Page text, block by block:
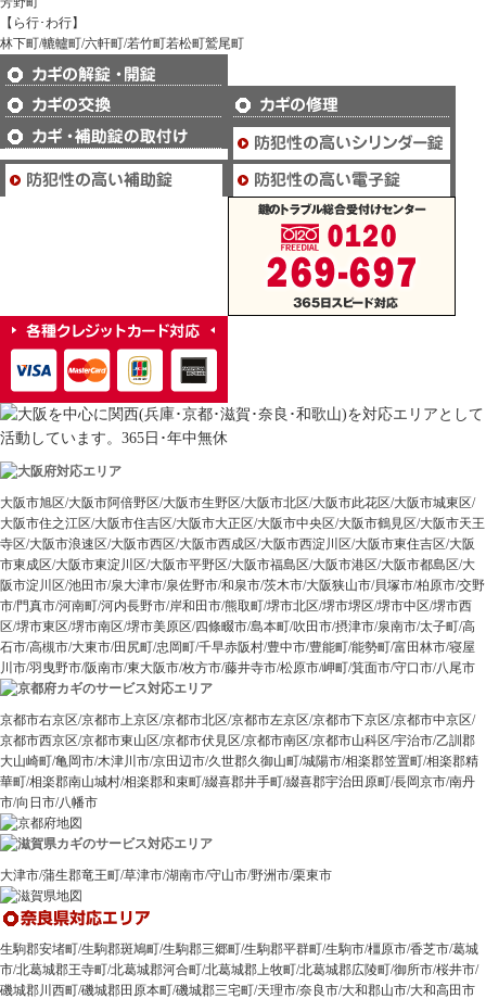
【ら行･わ行】
林下町/轆轤町/六軒町/若竹町若松町鷲尾町
大阪市旭区/大阪市阿倍野区/大阪市生野区/大阪市北区/大阪市此花区/大阪市城東区/
大阪市住之江区/大阪市住吉区/大阪市大正区/大阪市中央区/大阪市鶴見区/大阪市天王
寺区/大阪市浪速区/大阪市西区/大阪市西成区/大阪市西淀川区/大阪市東住吉区/大阪
市東成区/大阪市東淀川区/大阪市平野区/大阪市福島区/大阪市港区/大阪市都島区/大
阪市淀川区/池田市/泉大津市/泉佐野市/和泉市/茨木市/大阪狭山市/貝塚市/柏原市/交野
市/門真市/河南町/河内長野市/岸和田市/熊取町/堺市北区/堺市堺区/堺市中区/堺市西
区/堺市東区/堺市南区/堺市美原区/四條畷市/島本町/吹田市/摂津市/泉南市/太子町/高
石市/高槻市/大東市/田尻町/忠岡町/千早赤阪村/豊中市/豊能町/能勢町/富田林市/寝屋
川市/羽曳野市/阪南市/東大阪市/枚方市/藤井寺市/松原市/岬町/箕面市/守口市/八尾市
京都市右京区/京都市上京区/京都市北区/京都市左京区/京都市下京区/京都市中京区/
京都市西京区/京都市東山区/京都市伏見区/京都市南区/京都市山科区/宇治市/乙訓郡
大山崎町/亀岡市/木津川市/京田辺市/久世郡久御山町/城陽市/相楽郡笠置町/相楽郡精
華町/相楽郡南山城村/相楽郡和束町/綴喜郡井手町/綴喜郡宇治田原町/長岡京市/南丹
市/向日市/八幡市
大津市/蒲生郡竜王町/草津市/湖南市/守山市/野洲市/栗東市
生駒郡安堵町/生駒郡斑鳩町/生駒郡三郷町/生駒郡平群町/生駒市/橿原市/香芝市/葛城
市/北葛城郡王寺町/北葛城郡河合町/北葛城郡上牧町/北葛城郡広陵町/御所市/桜井市/
磯城郡川西町/磯城郡田原本町/磯城郡三宅町/天理市/奈良市/大和郡山市/大和高田市